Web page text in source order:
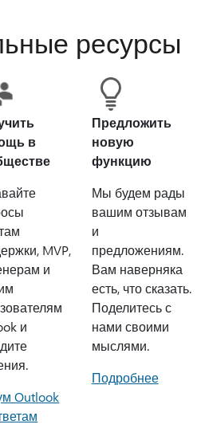
ресурсы
в
MVP,
и
и
Outlook
Предложить
новую
функцию
Мы будем рады
вашим отзывам
и
предложениям.
Вам наверняка
есть, что сказать.
Поделитесь с
нами своими
мыслями.
Подробнее